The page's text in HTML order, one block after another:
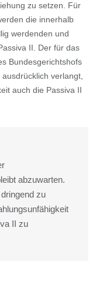
zu setzen. Für
die innerhalb
werdenden und
II. Der für das
Bundesgerichtshofs
verlangt,
auch die Passiva II
abzuwarten.
zu
II zu